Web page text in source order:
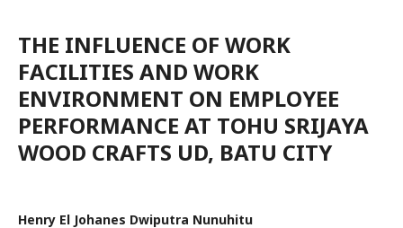
THE INFLUENCE OF WORK
FACILITIES AND WORK
ENVIRONMENT ON EMPLOYEE
PERFORMANCE AT TOHU SRIJAYA
WOOD CRAFTS UD, BATU CITY
Henry El Johanes Dwiputra Nunuhitu